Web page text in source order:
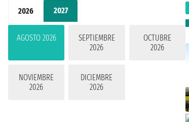
2026 2027
AGOSTO 2026
SEPTIEMBRE
2026
OCTUBRE
2026
NOVIEMBRE
2026
DICIEMBRE
2026